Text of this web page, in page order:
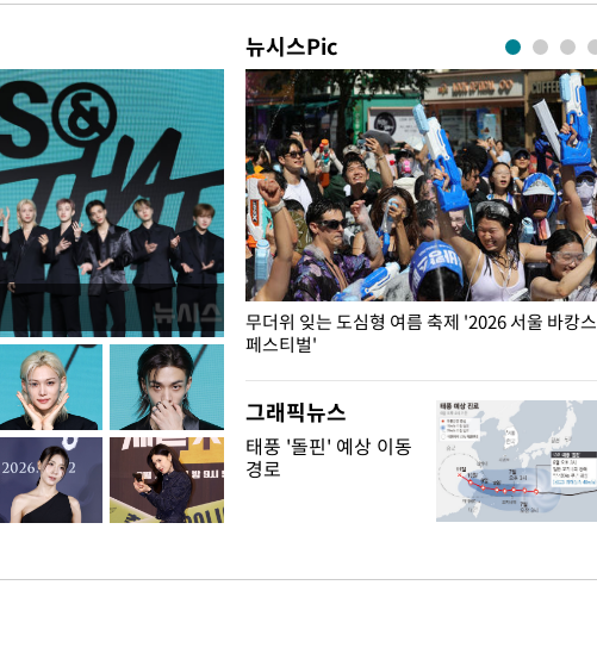
뉴시스Pic
무더위 잊는 도심형 여름 축제 '2026 서울 바캉스
페스티벌'
그래픽뉴스
태풍 '돌핀' 예상 이동
경로